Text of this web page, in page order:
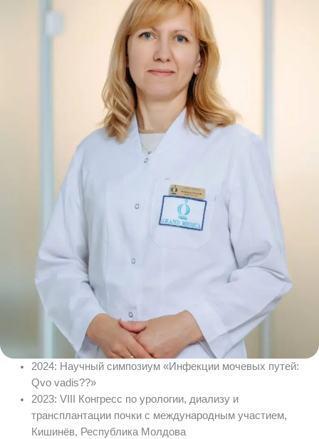
2024: Научный симпозиум «Инфекции мочевых путей:
Qvo vadis??»
2023: VIII Конгресс по урологии, диализу и
трансплантации почки с международным участием,
Кишинёв, Республика Молдова